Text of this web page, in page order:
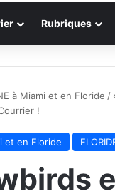
Rubriques
à Miami et en Floride /
!
et en Floride